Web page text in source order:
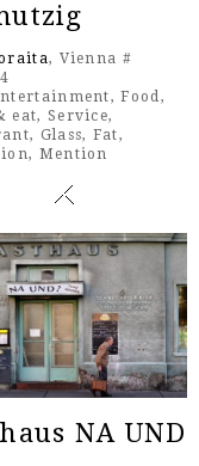
, Vienna #
,Food,
eat, Service,
, Glass, Fat,
, Mention
NA UND